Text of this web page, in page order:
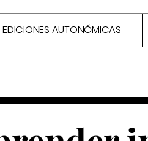
EDICIONES AUTONÓMICAS